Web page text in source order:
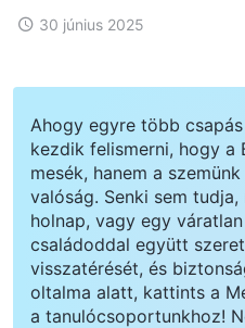
30 június 2025
Ahogy egyre több
kezdik felismerni, hogy a
mesék, hanem a
valóság. Senki sem
holnap, vagy egy
családoddal együtt
visszatérését, és
oltalma alatt, kattints a
a tanulócsoportunkhoz!